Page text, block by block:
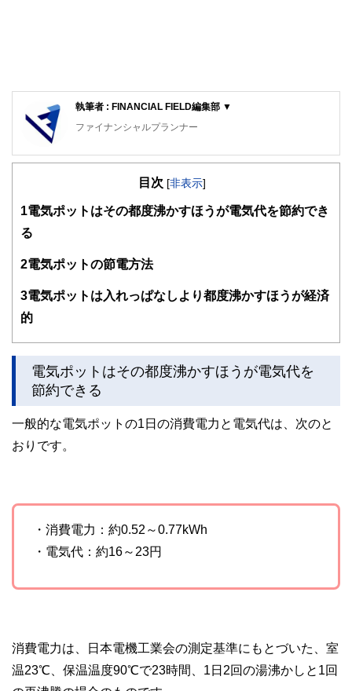
執筆者 : FINANCIAL FIELD編集部 ▼
ファイナンシャルプランナー
FinancialField編集部は、金融、経済に関する記事を、日々
知識がない方でも理解できるようわかりやすく発信していま
関わることで、読者目線のコンテンツを追求しています。
FinancialFieldの特徴は、ファイナンシャルプランナー、弁
をわかりやすく発信している点です。
執筆者・監修者による執筆体制を築くことで、内容のわかり
やすさはもちろんのこと、読み応えのあるコンテンツと確か
目次 [非表示]
1電気ポットはその都度沸かすほうが電気代を節約でき
る
2電気ポットの節電方法
3電気ポットは入れっぱなしより都度沸かすほうが経済
的
電気ポットはその都度沸かすほうが電気代を
節約できる
一般的な電気ポットの1日の消費電力と電気代は、次のと
おりです。
・消費電力：約0.52～0.77kWh
・電気代：約16～23円
消費電力は、日本電機工業会の測定基準にもとづいた、室
温23℃、保温温度90℃で23時間、1日2回の湯沸かしと1回